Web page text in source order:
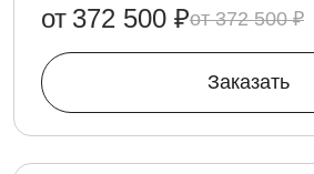
372 500 ₽
от 372 500 ₽
Заказать